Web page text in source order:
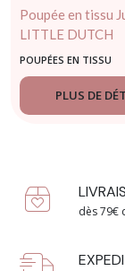
Poupée en tissu
LITTLE DUTCH
POUPÉES EN TISSU
PLUS DE
dès 79€